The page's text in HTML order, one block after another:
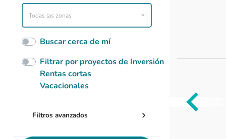
Item
Todas las zonas
Buscar cerca de mí
Filtrar por proyectos de Inversión
Rentas cortas
Vacacionales
Filtros avanzados